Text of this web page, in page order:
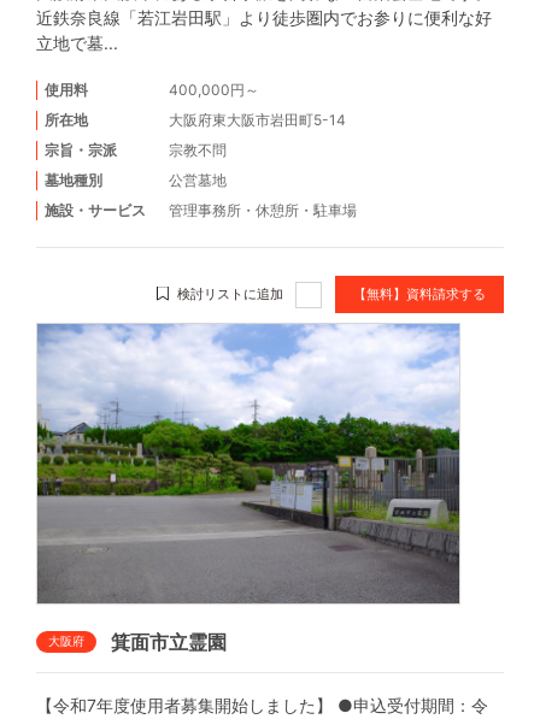
近鉄奈良線「若江岩田駅」より徒歩圏内でお参りに便利な好
立地で墓...
使用料
400,000円～
所在地
大阪府東大阪市岩田町5-14
宗旨・宗派
宗教不問
墓地種別
公営墓地
施設・サービス
管理事務所 ・ 休憩所 ・ 駐車場
検討リストに追加 【無料】資料請求する
大阪府 箕面市立霊園
【令和7年度使用者募集開始しました】 ●申込受付期間：令